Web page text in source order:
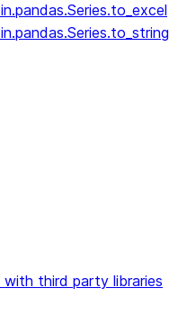
third party libraries